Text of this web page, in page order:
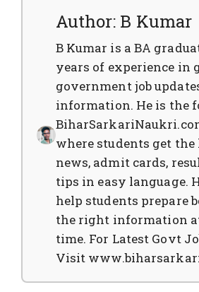
Author: B Kumar
B Kumar is a BA
years of experience in
government job
information. He is the
where students get the
news, admit cards,
tips in easy language.
help students prepare
the right information
time. For Latest Govt
Visit